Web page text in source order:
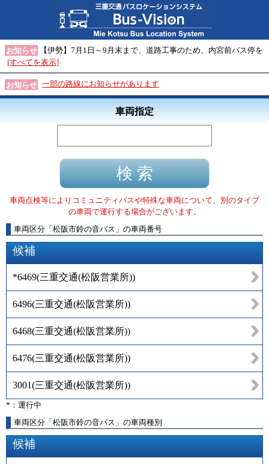
お知らせ
【伊勢】7月1日～9月末まで、道路工事のため、内宮前バス停を
[すべてを表示]
お知らせ 一部の路線にお知らせがあります
車両指定
車両点検等によりコミュニティバスや特殊な車両について、別のタイプ
の車両で運行する場合がございます。
車両区分 「 松阪市鈴の音バス 」 の車両番号
候補
*6469(三重交通(松阪営業所))
6496(三重交通(松阪営業所))
6468(三重交通(松阪営業所))
6476(三重交通(松阪営業所))
3001(三重交通(松阪営業所))
*：運行中
車両区分「松阪市鈴の音バス」の車両種別
候補